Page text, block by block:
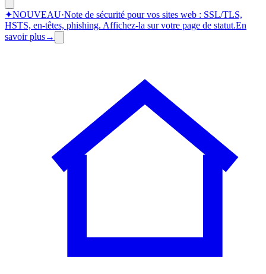
✦NOUVEAU·Note de sécurité pour vos sites web : SSL/TLS,
HSTS, en-têtes, phishing. Affichez-la sur votre page de statut.En
savoir plus→